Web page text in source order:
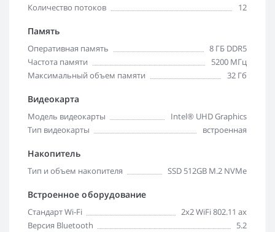
Количество потоков
12
Память
Оперативная память
8 ГБ DDR5
Частота памяти
5200 МГц
Максимальный объем памяти
32 Гб
Видеокарта
Модель видеокарты
Intel® UHD Graphics
Тип видеокарты
встроенная
Накопитель
Тип и объем накопителя SSD 512GB M.2 NVMe
Встроенное оборудование
Стандарт Wi-Fi
2x2 WiFi 802.11 ax
Версия Bluetooth
5.2